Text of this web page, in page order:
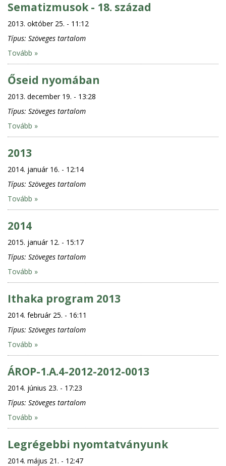
Sematizmusok - 18. század
2013. október 25. - 11:12
Típus: Szöveges tartalom
Tovább »
Őseid nyomában
2013. december 19. - 13:28
Típus: Szöveges tartalom
Tovább »
2013
2014. január 16. - 12:14
Típus: Szöveges tartalom
Tovább »
2014
2015. január 12. - 15:17
Típus: Szöveges tartalom
Tovább »
Ithaka program 2013
2014. február 25. - 16:11
Típus: Szöveges tartalom
Tovább »
ÁROP-1.A.4-2012-2012-0013
2014. június 23. - 17:23
Típus: Szöveges tartalom
Tovább »
Legrégebbi nyomtatványunk
2014. május 21. - 12:47